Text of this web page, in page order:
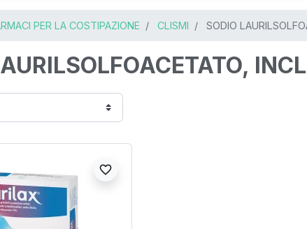
PER LA COSTIPAZIONE CLISMI SODIO
favorite_border